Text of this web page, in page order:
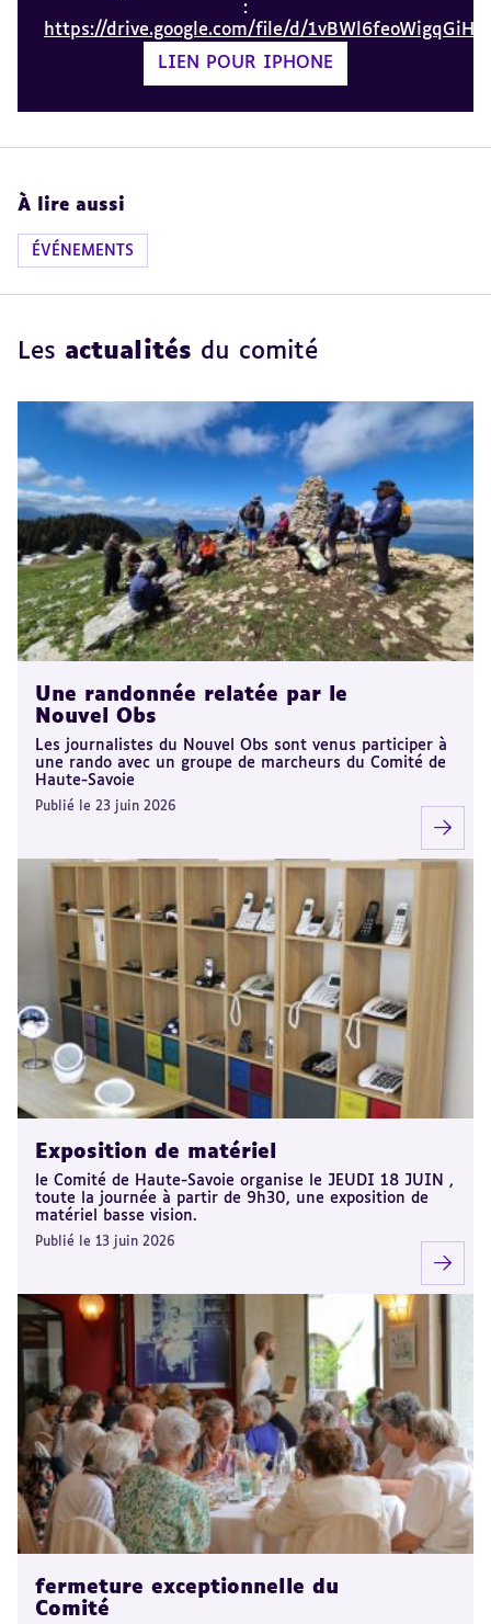
:
https://drive.google.com/file/d/
LIEN POUR IPHONE
À lire aussi
ÉVÉNEMENTS
Les actualités du comité
Une randonnée relatée par le
Nouvel Obs
Les journalistes du Nouvel Obs sont venus participer à
une rando avec un groupe de marcheurs du Comité de
Haute-Savoie
Publié le 23 juin 2026
Exposition de matériel
le Comité de Haute-Savoie organise le JEUDI 18 JUIN ,
toute la journée à partir de 9h30, une exposition de
matériel basse vision.
Publié le 13 juin 2026
fermeture exceptionnelle du
Comité